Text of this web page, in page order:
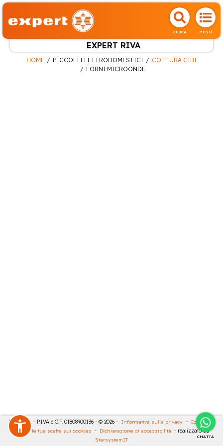
CERCA MENU
EXPERT RIVA
CHATTA
HOME PICCOLI ELETTRODOMESTICI
COTTURA CIBI
FORNI MICROONDE
RIVA SRL - P.IVA e C.F. 01808900136 - © 2026 - Informativa sulla privacy - Cookies
Rivedi le tue scelte sui cookies - Dichiarazione di accessibilità - realizzato da
StarsystemIT